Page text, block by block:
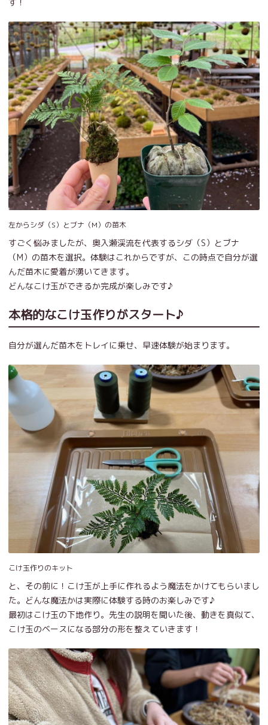
左からシダ（S）とブナ（M）の苗木
すごく悩みましたが、奥入瀬渓流を代表するシダ（S）とブナ
（M）の苗木を選択。体験はこれからですが、この時点で自分が選
んだ苗木に愛着が湧いてきます。
どんなこけ玉ができるか完成が楽しみです♪
本格的なこけ玉作りがスタート♪
自分が選んだ苗木をトレイに乗せ、早速体験が始まります。
こけ玉作りのキット
と、その前に！こけ玉が上手に作れるよう魔法をかけてもらいまし
た。どんな魔法かは実際に体験する時のお楽しみです♪
最初はこけ玉の下地作り。先生の説明を聞いた後、動きを真似て、
こけ玉のベースになる部分の形を整えていきます！